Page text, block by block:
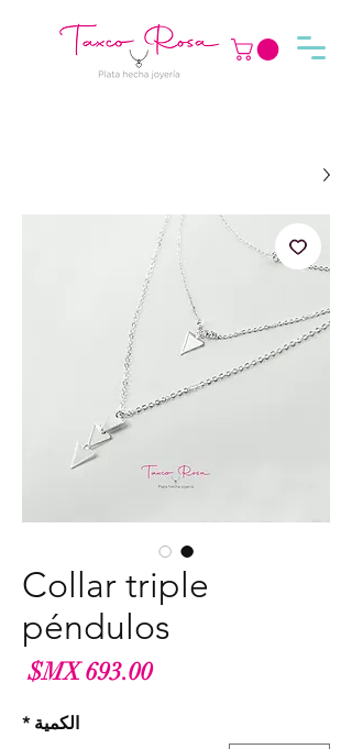
Collar triple
péndulos
الكمية *